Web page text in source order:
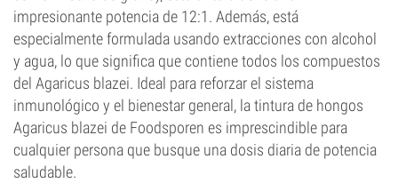
impresionante potencia de 12:1. Además, está
especialmente formulada usando extracciones con alcohol
y agua, lo que significa que contiene todos los compuestos
del Agaricus blazei. Ideal para reforzar el sistema
inmunológico y el bienestar general, la tintura de hongos
Agaricus blazei de Foodsporen es imprescindible para
cualquier persona que busque una dosis diaria de potencia
saludable.